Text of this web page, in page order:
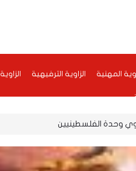
المهنية الزاوية الترفيهية
وحدة الفلسطينيين